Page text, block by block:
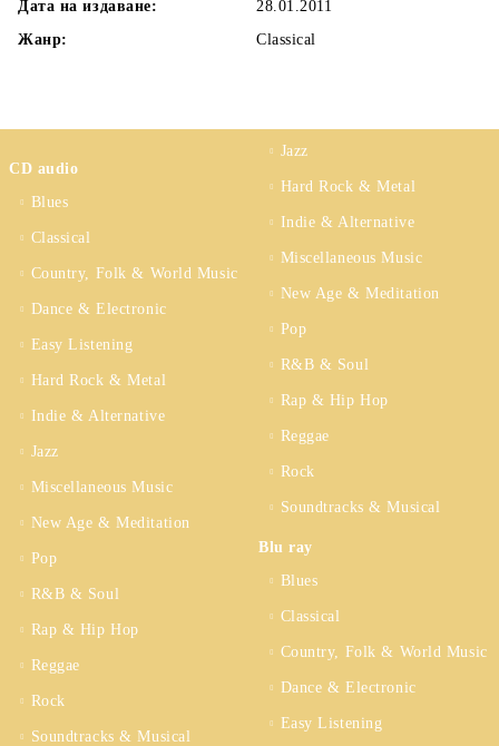
Дата на издаване:
28.01.2011
Жанр:
Classical
CD audio
Blues
Classical
Country, Folk & World Music
Dance & Electronic
Easy Listening
Hard Rock & Metal
Indie & Alternative
Jazz
Miscellaneous Music
New Age & Meditation
Pop
R&B & Soul
Rap & Hip Hop
Reggae
Rock
Soundtracks & Musical
Jazz
Hard Rock & Metal
Indie & Alternative
Miscellaneous Music
New Age & Meditation
Pop
R&B & Soul
Rap & Hip Hop
Reggae
Rock
Soundtracks & Musical
Blu ray
Blues
Classical
Country, Folk & World Music
Dance & Electronic
Easy Listening